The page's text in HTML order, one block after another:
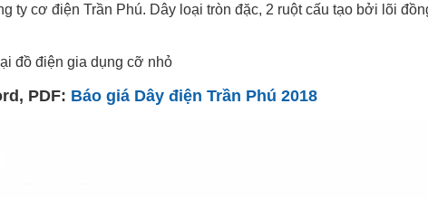
ty cơ điện Trần Phú. Dây loại tròn đặc, 2 ruột cấu tạo bởi lõi
đồ điện gia dụng cỡ nhỏ
PDF: Báo giá Dây điện Trần Phú 2018